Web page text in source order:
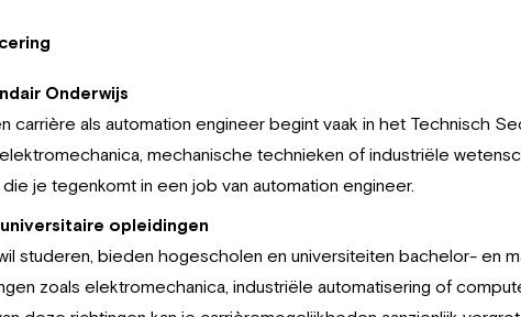
Onderwijs
carrière als automation engineer begint vaak in het Technisch
mechanische technieken of industriële
je tegenkomt in een job van automation engineer.
opleidingen
studeren, bieden hogescholen en universiteiten bachelor- en
zoals elektromechanica, industriële automatisering of